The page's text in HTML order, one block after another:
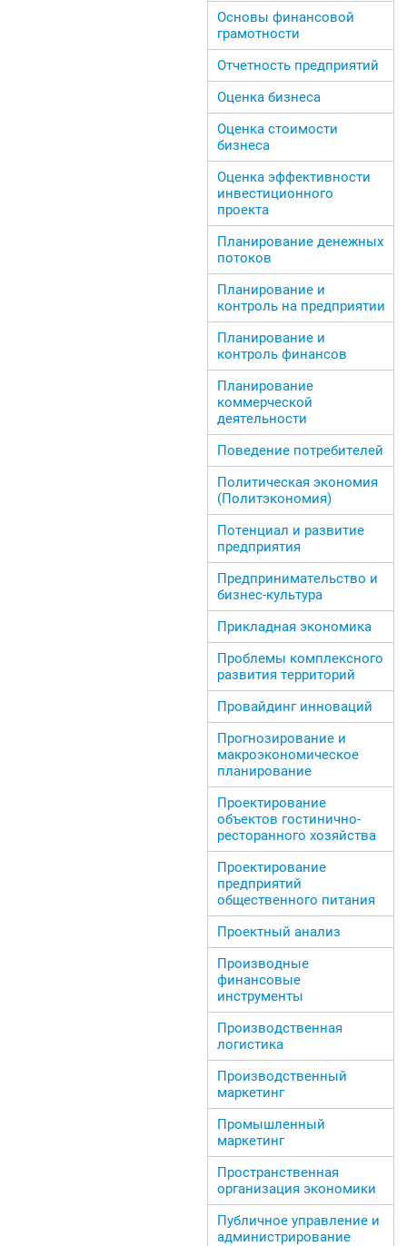
Основы финансовой
грамотности
Отчетность предприятий
Оценка бизнеса
Оценка стоимости
бизнеса
Оценка эффективности
инвестиционного
проекта
Планирование денежных
потоков
Планирование и
контроль на предприятии
Планирование и
контроль финансов
Планирование
коммерческой
деятельности
Поведение потребителей
Политическая экономия
(Политэкономия)
Потенциал и развитие
предприятия
Предпринимательство и
бизнес-культура
Прикладная экономика
Проблемы комплексного
развития территорий
Провайдинг инноваций
Прогнозирование и
макроэкономическое
планирование
Проектирование
объектов гостинично-
ресторанного хозяйства
Проектирование
предприятий
общественного питания
Проектный анализ
Производные
финансовые
инструменты
Производственная
логистика
Производственный
маркетинг
Промышленный
маркетинг
Пространственная
организация экономики
Публичное управление и
администрирование